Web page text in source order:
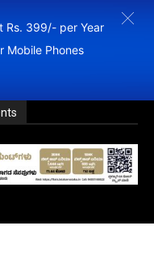
Rs. 399/- per Year
Mobile Phones